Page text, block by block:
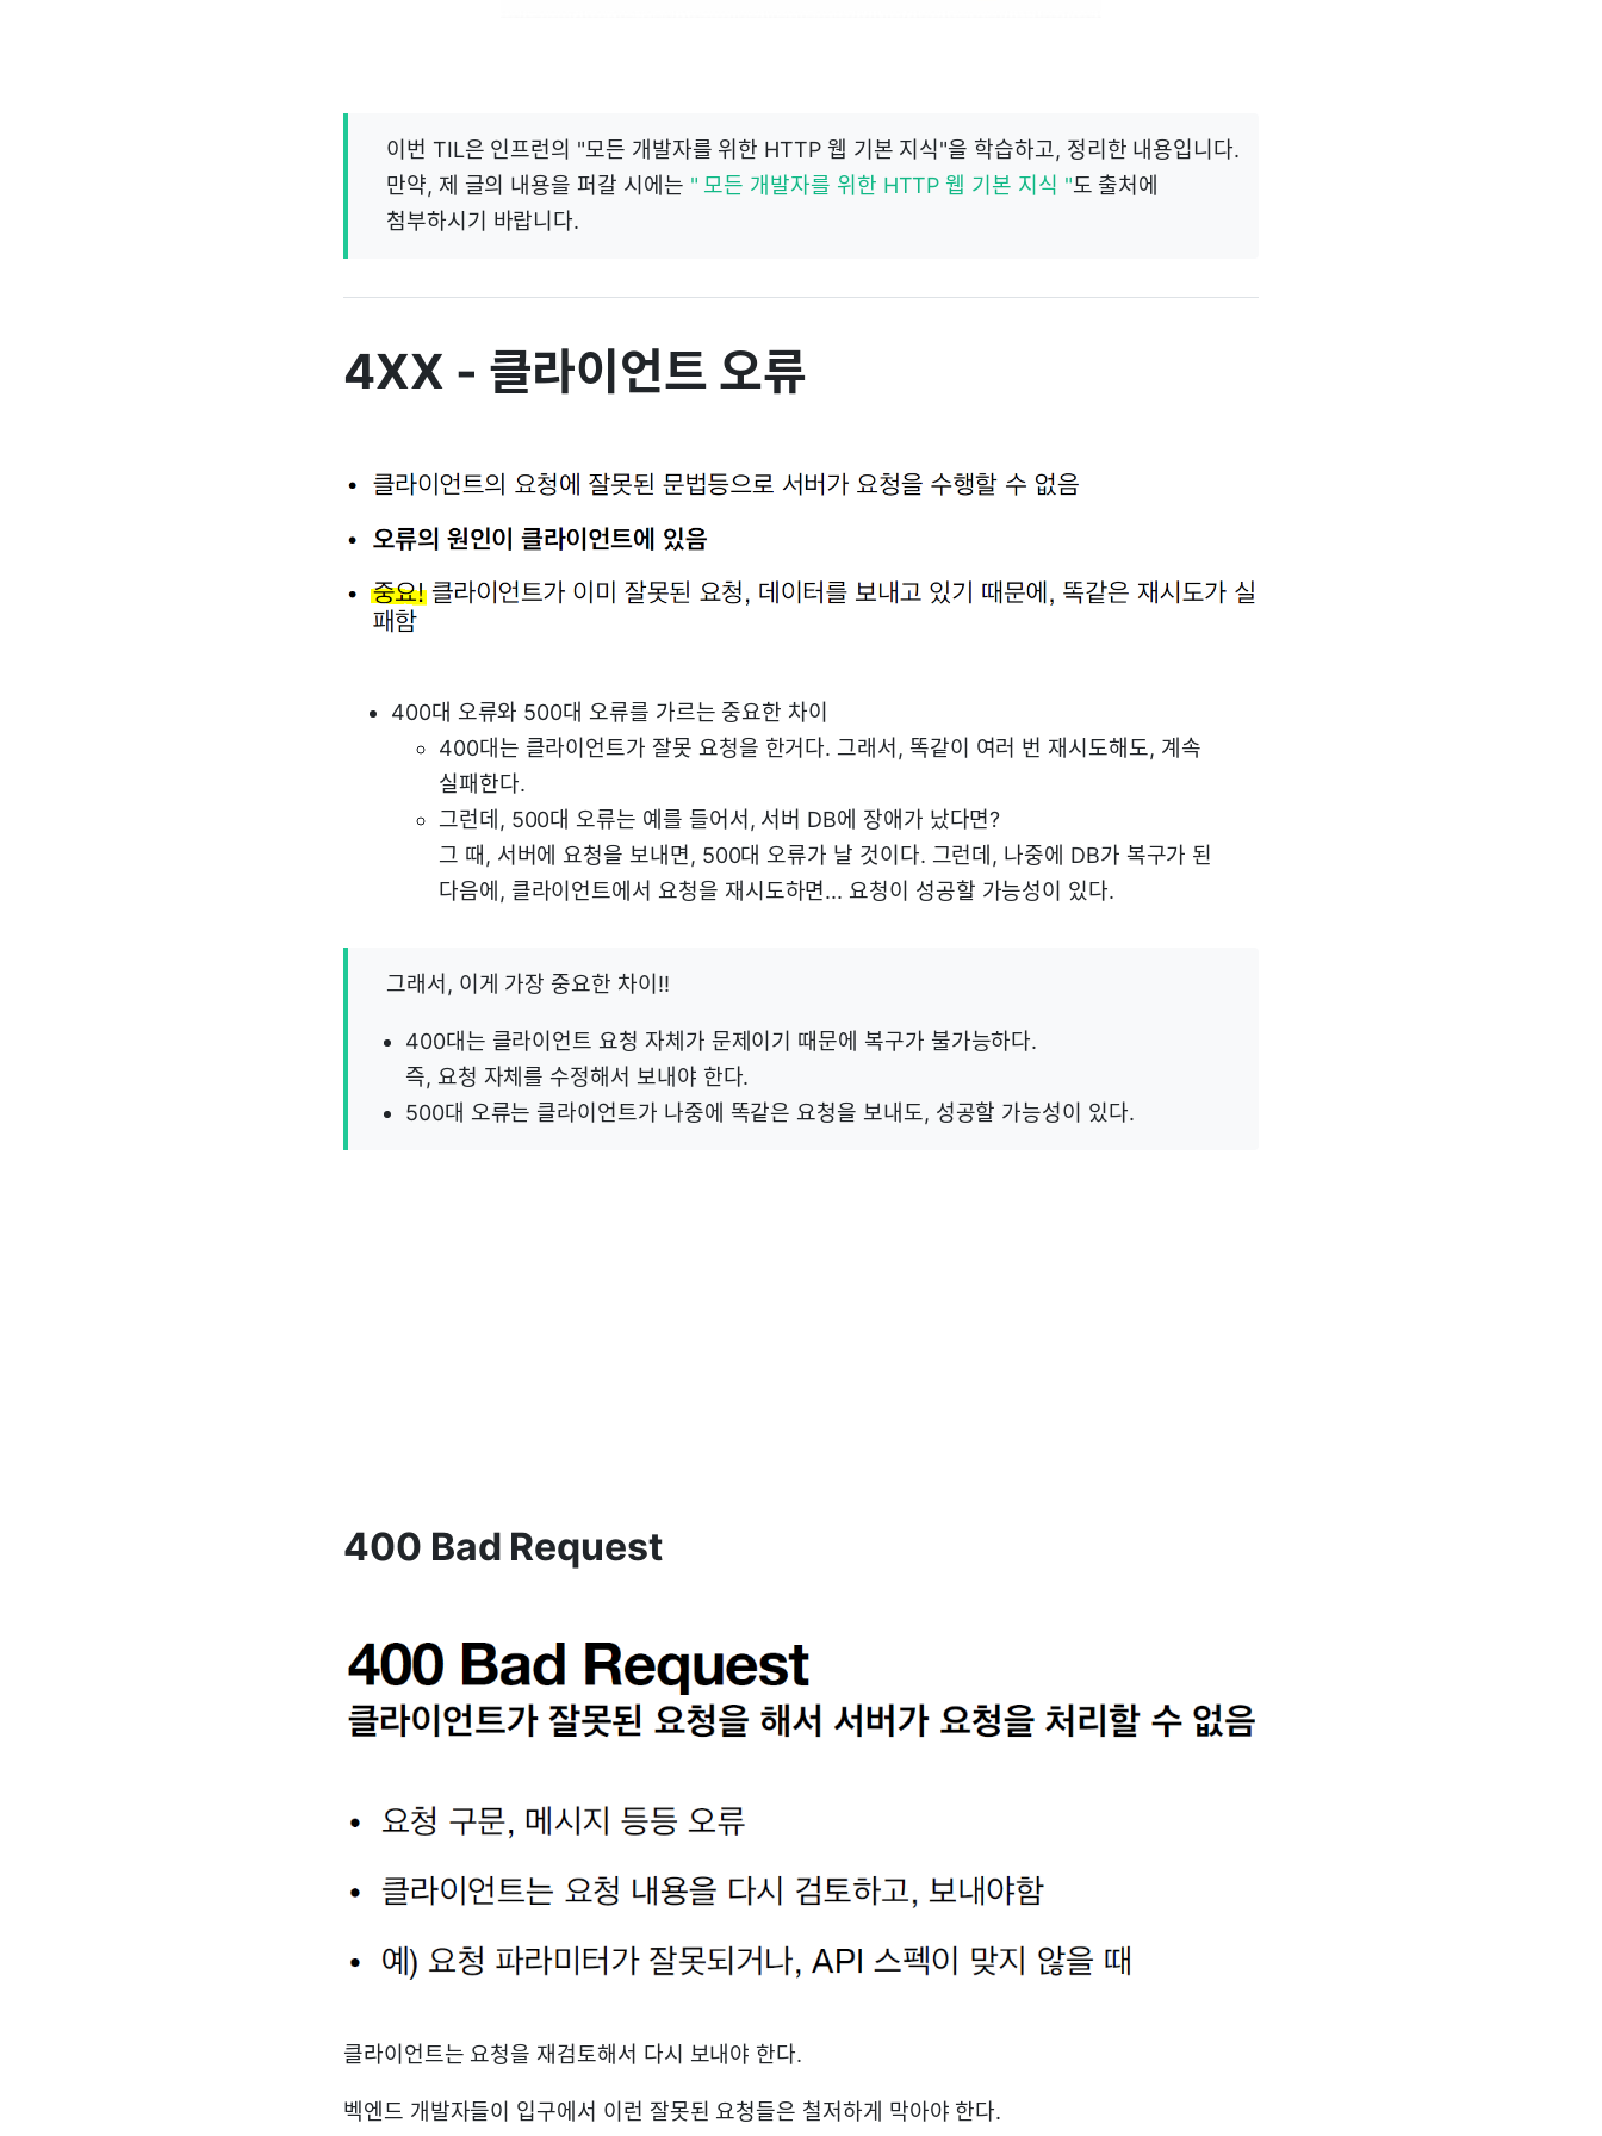
이번 TIL은 인프런의 "모든 개발자를 위한 HTTP 웹 기본 지식"을 학습하고, 정리한 내용입니다.
만약, 제 글의 내용을 퍼갈 시에는 " 모든 개발자를 위한 HTTP 웹 기본 지식 "도 출처에
첨부하시기 바랍니다.
4XX - 클라이언트 오류
400대 오류와 500대 오류를 가르는 중요한 차이
400대는 클라이언트가 잘못 요청을 한거다. 그래서, 똑같이 여러 번 재시도해도, 계속
실패한다.
그런데, 500대 오류는 예를 들어서, 서버 DB에 장애가 났다면?
그 때, 서버에 요청을 보내면, 500대 오류가 날 것이다. 그런데, 나중에 DB가 복구가 된
다음에, 클라이언트에서 요청을 재시도하면... 요청이 성공할 가능성이 있다.
그래서, 이게 가장 중요한 차이!!
400대는 클라이언트 요청 자체가 문제이기 때문에 복구가 불가능하다.
즉, 요청 자체를 수정해서 보내야 한다.
500대 오류는 클라이언트가 나중에 똑같은 요청을 보내도, 성공할 가능성이 있다.
400 Bad Request
클라이언트는 요청을 재검토해서 다시 보내야 한다.
벡엔드 개발자들이 입구에서 이런 잘못된 요청들은 철저하게 막아야 한다.